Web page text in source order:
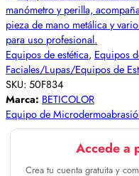
Equipos de estética, Equipos
Faciales/Lupas/Equipos de
SKU: 50F834
Marca: BETICOLOR
Equipo de
Accede a
Crea tu cuenta gratuita y